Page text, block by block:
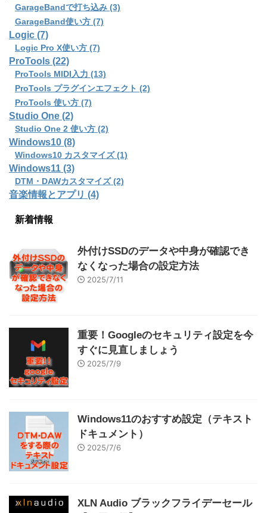
GarageBandで打ち込み (3)
GarageBand使い方 (7)
Logic (7)
Logic Pro X使い方 (7)
ProTools (22)
ProTools MIDI入力 (13)
ProTools プラグインエフェクト (2)
ProTools 使い方 (7)
Studio One (2)
Studio One 2 使い方 (2)
Windows10 (8)
Windows10 カスタマイズ (1)
Windows11 (3)
DTM・DAWカスタマイズ (2)
音楽情報とアプリ (4)
新着情報
外付けSSDのデータや中身が確認でき
なくなった場合の設定方法
2025/7/11
重要！Googleのセキュリティ設定を今
すぐに見直しましょう
2025/7/9
Windows11のおすすめ設定（テキスト
ドキュメント）
2025/7/6
XLN Audio ブラックフライデーセール